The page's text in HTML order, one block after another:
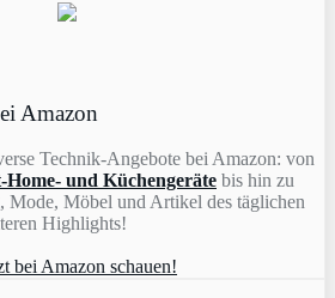
Amazon
Technik-Angebote bei Amazon: von
und Küchengeräte bis hin zu
Mode, Möbel und Artikel des täglichen
Highlights!